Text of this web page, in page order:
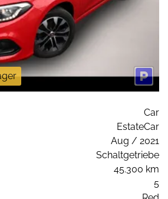
Car
EstateCar
Aug / 2021
Schaltgetriebe
45.300 km
5